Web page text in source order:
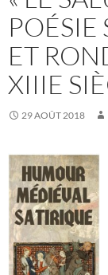
POÉSIE
ET
XIIIE
29 AOÛT 2018